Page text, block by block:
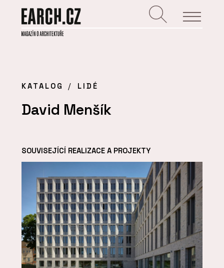
KATALOG LIDÉ
David Menšík
SOUVISEJÍCÍ REALIZACE A PROJEKTY